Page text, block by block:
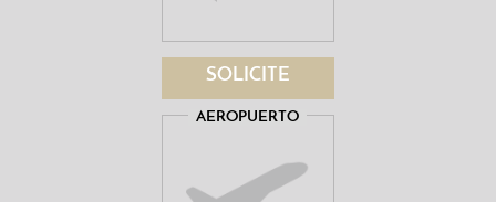
SOLICITE
AEROPUERTO